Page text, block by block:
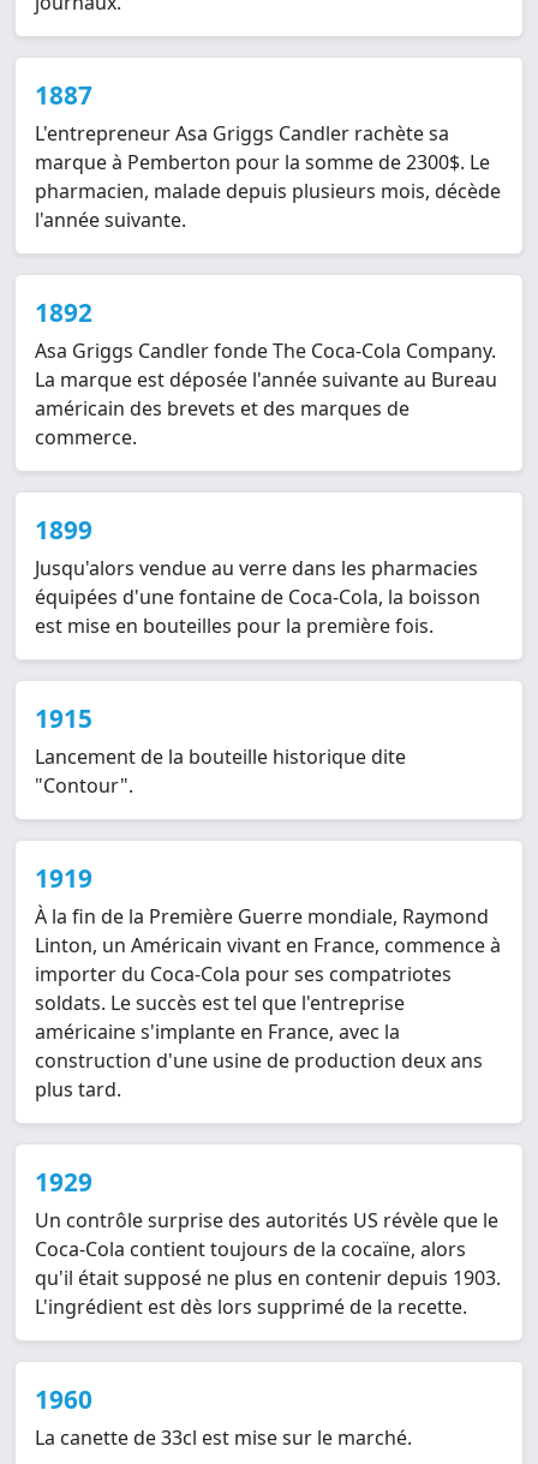
1887
L'entrepreneur Asa Griggs Candler rachète sa
marque à Pemberton pour la somme de 2300$. Le
pharmacien, malade depuis plusieurs mois, décède
l'année suivante.
1892
Asa Griggs Candler fonde The Coca-Cola Company.
La marque est déposée l'année suivante au Bureau
américain des brevets et des marques de
commerce.
1899
Jusqu'alors vendue au verre dans les pharmacies
équipées d'une fontaine de Coca-Cola, la boisson
est mise en bouteilles pour la première fois.
1915
Lancement de la bouteille historique dite
"Contour".
1919
À la fin de la Première Guerre mondiale, Raymond
Linton, un Américain vivant en France, commence à
importer du Coca-Cola pour ses compatriotes
soldats. Le succès est tel que l'entreprise
américaine s'implante en France, avec la
construction d'une usine de production deux ans
plus tard.
1929
Un contrôle surprise des autorités US révèle que le
Coca-Cola contient toujours de la cocaïne, alors
qu'il était supposé ne plus en contenir depuis 1903.
L'ingrédient est dès lors supprimé de la recette.
1960
La canette de 33cl est mise sur le marché.